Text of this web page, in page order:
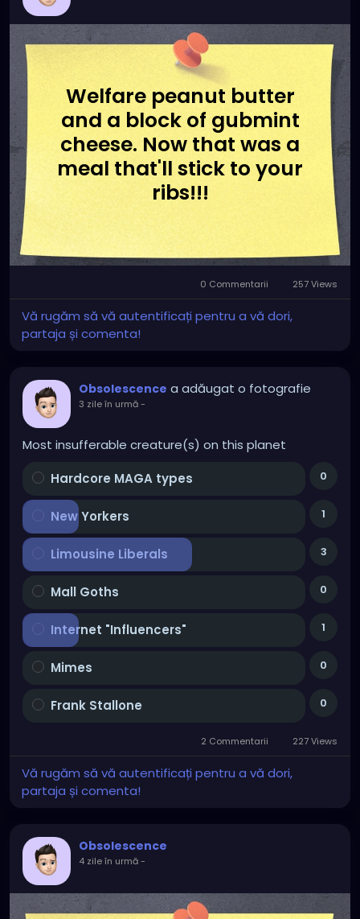
Welfare peanut butter
and a block of gubmint
cheese. Now that was a
meal that'll stick to your
ribs!!!
0 Commentarii 257 Views
Vă rugăm să vă autentificați pentru a vă dori,
partaja și comenta!
Obsolescence a adăugat o fotografie
3 zile în urmă-
Most insufferable creature(s) on this planet
Hardcore MAGA types
0
New Yorkers 1
Limousine Liberals 3
Mall Goths 0
Internet "Influencers" 1
Mimes 0
Frank Stallone 0
2 Commentarii 227 Views
Vă rugăm să vă autentificați pentru a vă dori,
partaja și comenta!
Obsolescence
4 zile în urmă-